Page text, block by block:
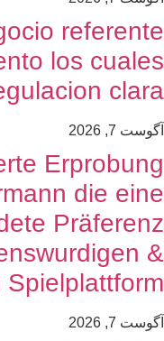
los
7, 2026
die
7, 2026